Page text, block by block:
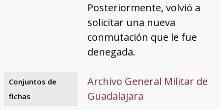
Posteriormente, volvió a
solicitar una nueva
conmutación que le fue
denegada.
Conjuntos de
fichas
Archivo General Militar de
Guadalajara